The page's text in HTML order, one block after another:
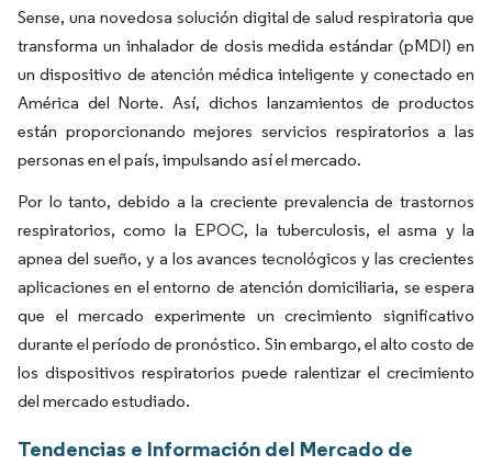
Sense, una novedosa solución digital de salud respiratoria que
transforma un inhalador de dosis medida estándar (pMDI) en
un dispositivo de atención médica inteligente y conectado en
América del Norte. Así, dichos lanzamientos de productos
están proporcionando mejores servicios respiratorios a las
personas en el país, impulsando así el mercado.
Por lo tanto, debido a la creciente prevalencia de trastornos
respiratorios, como la EPOC, la tuberculosis, el asma y la
apnea del sueño, y a los avances tecnológicos y las crecientes
aplicaciones en el entorno de atención domiciliaria, se espera
que el mercado experimente un crecimiento significativo
durante el período de pronóstico. Sin embargo, el alto costo de
los dispositivos respiratorios puede ralentizar el crecimiento
del mercado estudiado.
Tendencias e Información del Mercado de